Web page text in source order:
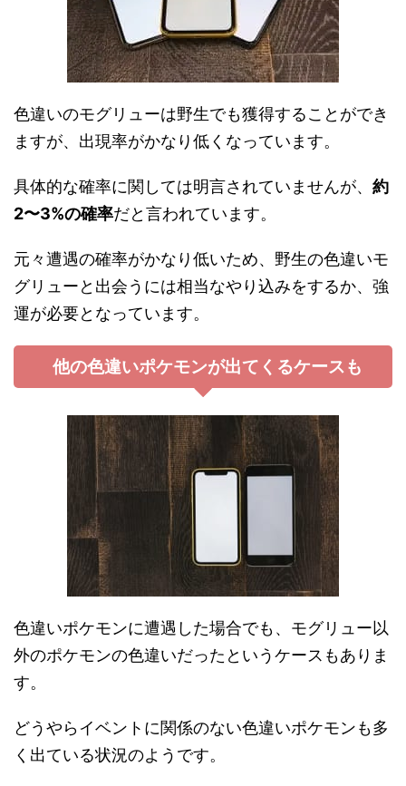
色違いのモグリューは野生でも獲得することができ
ますが、出現率がかなり低くなっています。
具体的な確率に関しては明言されていませんが、 約
2〜3%の確率だと言われています。
元々遭遇の確率がかなり低いため、野生の色違いモ
グリューと出会うには相当なやり込みをするか、強
運が必要となっています。
他の色違いポケモンが出てくるケースも
色違いポケモンに遭遇した場合でも、モグリュー以
外のポケモンの色違いだったというケースもありま
す。
どうやらイベントに関係のない色違いポケモンも多
く出ている状況のようです。